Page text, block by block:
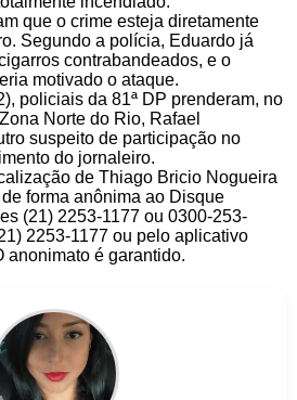
que o crime esteja diretamente
Segundo a polícia, Eduardo já
contrabandeados, e o
motivado o ataque.
policiais da 81ª DP prenderam, no
Norte do Rio, Rafael
suspeito de participação no
do jornaleiro.
de Thiago Bricio Nogueira
forma anônima ao Disque
(21) 2253-1177 ou 0300-253-
2253-1177 ou pelo aplicativo
anonimato é garantido.